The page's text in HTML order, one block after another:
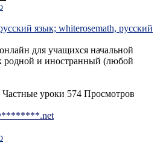
язык; whiterosemath, русский
для учащихся начальной
родной и иностранный (любой
уроки 574 Просмотров